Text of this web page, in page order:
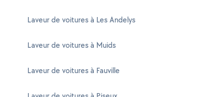
Laveur de voitures à Les Andelys
Laveur de voitures à Muids
Laveur de voitures à Fauville